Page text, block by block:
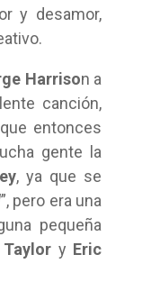
y desamor,
Harrison a
canción,
entonces
gente la
, ya que se
”, pero era una
pequeña
y Eric